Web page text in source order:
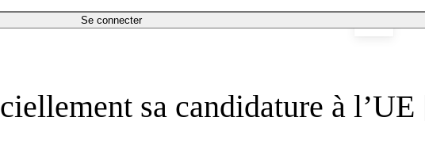
Se connecter
sa candidature à